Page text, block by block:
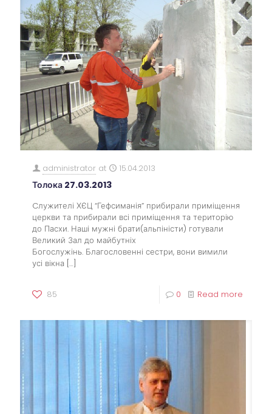
administrator at 15.04.2013
Толока 27.03.2013
Cлужителі ХЄЦ “Гефсиманія” прибирали приміщення
церкви та прибирали всі приміщення та територію
до Пасхи. Наші мужні брати(альпіністи) готували
Великий Зал до майбутніх
Богослужінь. Благословенні сестри, вони вимили
усі вікна […]
85 0 Read more